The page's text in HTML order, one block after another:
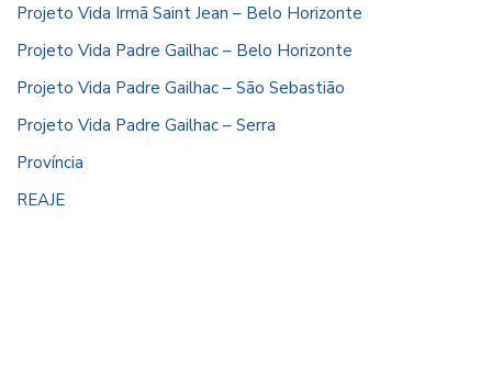
Projeto Vida Irmã Saint Jean – Belo Horizonte
Projeto Vida Padre Gailhac – Belo Horizonte
Projeto Vida Padre Gailhac – São Sebastião
Projeto Vida Padre Gailhac – Serra
Província
REAJE